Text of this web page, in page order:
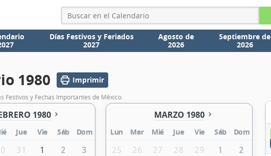
Días Festivos y Feriados
2027
Agosto de
2026
Septiembre de
2026
1980 Imprimir
Festivos y Fechas Importantes de México.
1980
Jue Vie Sáb
Dom
31 1 2 3
MARZO 1980
Lun Mar Mié Jue Vie Sáb
Dom
25
26 27 28 29 1 2